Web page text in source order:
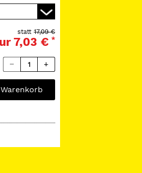
17,09 €
statt
7,03 € *